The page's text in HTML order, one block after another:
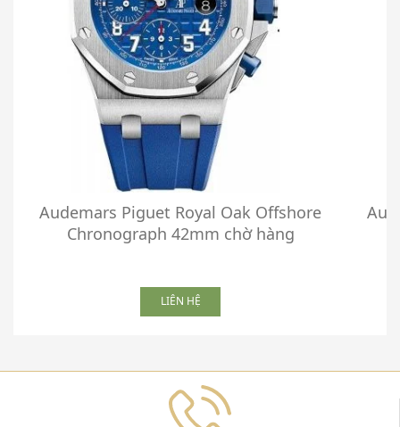
Audemars Piguet Royal Oak Offshore
Chronograph 42mm chờ hàng
LIÊN HỆ